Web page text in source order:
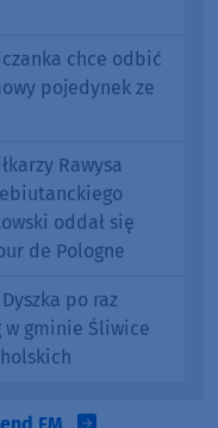
chce odbić
pojedynek ze
Rawysa
oddał się
de Pologne
po raz
w gminie Śliwice
FM